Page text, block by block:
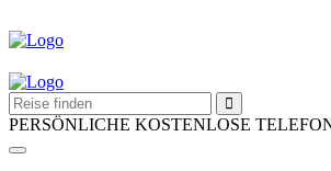
PERSÖNLICHE KOSTENLOSE